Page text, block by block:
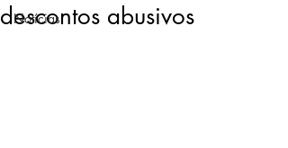
Notícias
descontos abusivos